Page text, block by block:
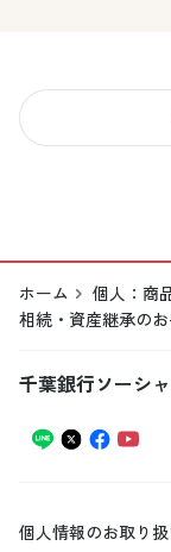
ホーム 個人：商
相続・資産継承の
千葉銀行ソーシ
個人情報のお取り